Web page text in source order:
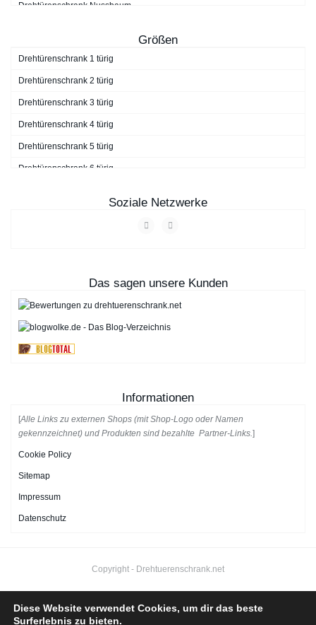
Drehtürenschrank Nussbaum
Größen
Drehtürenschrank 1 türig
Drehtürenschrank 2 türig
Drehtürenschrank 3 türig
Drehtürenschrank 4 türig
Drehtürenschrank 5 türig
Drehtürenschrank 6 türig
Soziale Netzwerke
Das sagen unsere Kunden
Informationen
[Alle Links zu externen Shops (mit Shop-Logo oder Namen
gekennzeichnet) und Produkten sind bezahlte Partner-Links. ]
Cookie Policy
Sitemap
Impressum
Datenschutz
Copyright - Drehtuerenschrank.net
Diese Website verwendet Cookies, um dir das beste
Surferlebnis zu bieten.